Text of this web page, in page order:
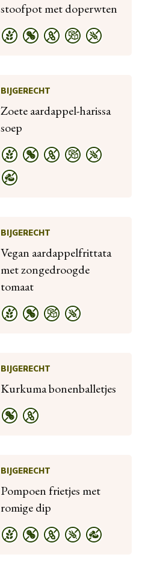
stoofpot met doperwten
BIJGERECHT
Zoete aardappel-harissa
soep
BIJGERECHT
Vegan aardappelfrittata
met zongedroogde
tomaat
BIJGERECHT
Kurkuma bonenballetjes
BIJGERECHT
Pompoen frietjes met
romige dip